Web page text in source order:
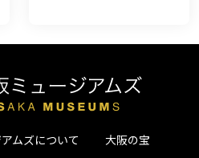
ムズについて
大阪の宝